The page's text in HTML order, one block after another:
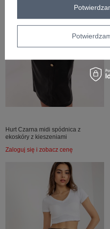
Hurt Czarna midi spódnica z
ekoskóry z kieszeniami
Zaloguj się i zobacz cenę